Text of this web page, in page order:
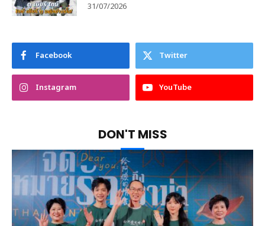
31/07/2026
Facebook Twitter
Instagram YouTube
DON'T MISS